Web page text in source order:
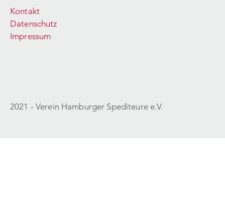
Kontakt
Datenschutz
Impressum
2021 - Verein Hamburger Spediteure e.V.